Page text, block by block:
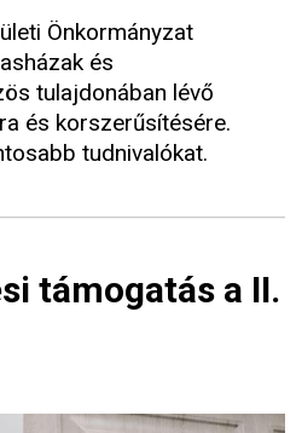
Önkormányzat
és
tulajdonában lévő
és korszerűsítésére.
tudnivalókat.
támogatás a II.